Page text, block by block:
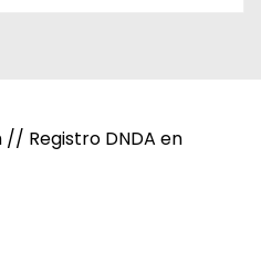
Registro DNDA en